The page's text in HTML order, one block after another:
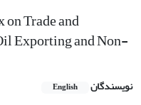
Trade and
Exporting and Non-
نویسندگان English